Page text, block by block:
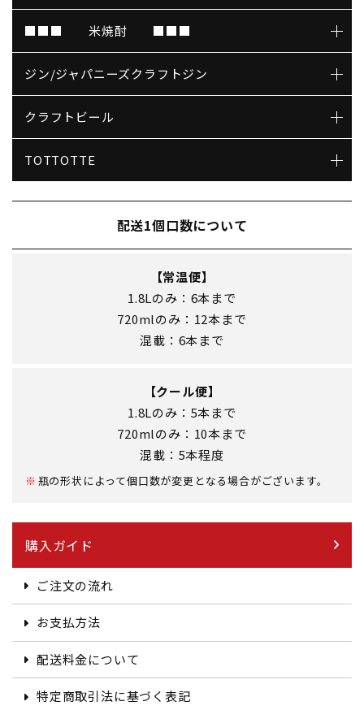
■■■ 米焼酎 ■■■
ジン/ジャパニーズクラフトジン
クラフトビール
TOTTOTTE
配送1個口数について
【常温便】
1.8Lのみ：6本まで
720mlのみ：12本まで
混載：6本まで
【クール便】
1.8Lのみ：5本まで
720mlのみ：10本まで
混載：5本程度
瓶の形状によって個口数が変更となる場合がございます。
購入ガイド
ご注文の流れ
お支払方法
配送料金について
特定商取引法に基づく表記